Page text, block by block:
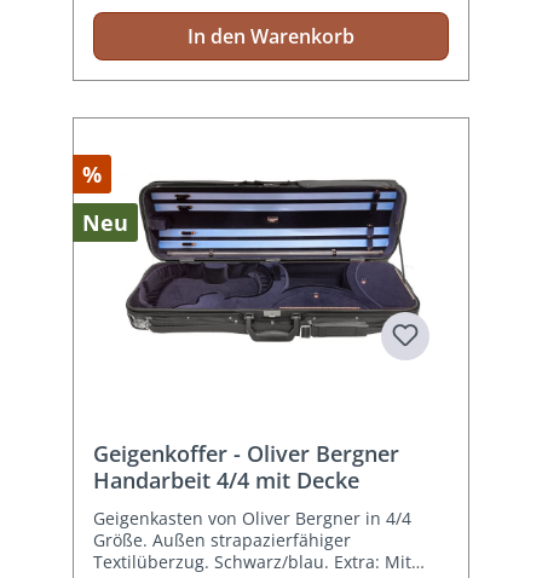
In den Warenkorb
%
Neu
Geigenkoffer - Oliver Bergner
Handarbeit 4/4 mit Decke
Geigenkasten von Oliver Bergner in 4/4
Größe. Außen strapazierfähiger
Textilüberzug. Schwarz/blau. Extra: Mit